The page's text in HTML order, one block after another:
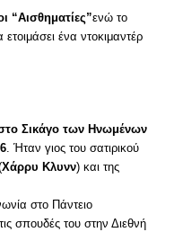
“Αισθηματίες”ενώ το
ένα ντοκιμαντέρ
Σικάγο των Ηνωμένων
. Ήταν γιος του σατιρικού
Χάρρυ Κλυνν) και της
στο Πάντειο
σπουδές του στην Διεθνή